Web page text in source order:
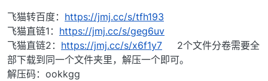
飞猫转百度： https://jmj.cc/s/tfh193
飞猫直链1： https://jmj.cc/s/geg6uv
飞猫直链2： https://jmj.cc/s/x6f1y7 2个文件分卷需要全
部下载到同一个文件夹里，解压一个即可。
解压码：ookkgg